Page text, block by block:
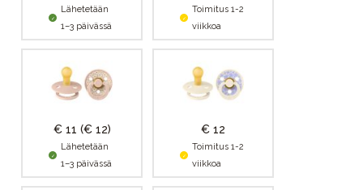
Lähetetään
1–3 päivässä
Toimitus 1-2
viikkoa
€ 11 (€ 12)
Lähetetään
1–3 päivässä
€ 12
Toimitus 1-2
viikkoa